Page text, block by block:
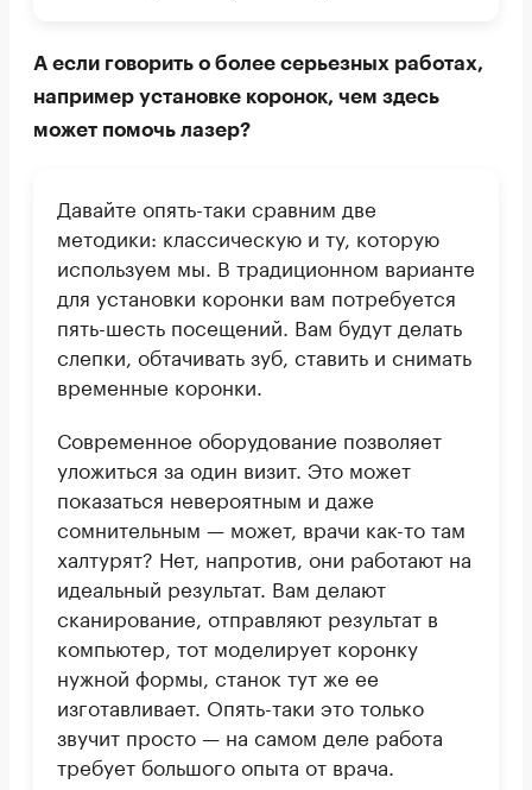
А если говорить о более серьезных работах,
например установке коронок, чем здесь
может помочь лазер?
Давайте опять-таки сравним две
методики: классическую и ту, которую
используем мы. В традиционном варианте
для установки коронки вам потребуется
пять-шесть посещений. Вам будут делать
слепки, обтачивать зуб, ставить и снимать
временные коронки.
Современное оборудование позволяет
уложиться за один визит. Это может
показаться невероятным и даже
сомнительным — может, врачи как-то там
халтурят? Нет, напротив, они работают на
идеальный результат. Вам делают
сканирование, отправляют результат в
компьютер, тот моделирует коронку
нужной формы, станок тут же ее
изготавливает. Опять-таки это только
звучит просто — на самом деле работа
требует большого опыта от врача.